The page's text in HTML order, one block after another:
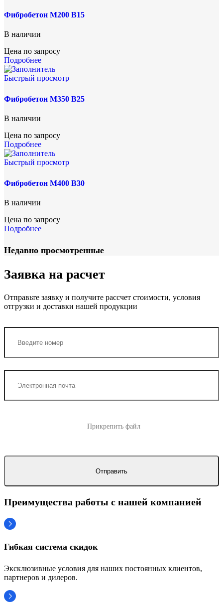
Фибробетон М200 B15
В наличии
Цена по запросу
Подробнее
Быстрый просмотр
Фибробетон М350 B25
В наличии
Цена по запросу
Подробнее
Быстрый просмотр
Фибробетон М400 B30
В наличии
Цена по запросу
Подробнее
Недавно просмотренные
Заявка на расчет
Отправьте заявку и получите рассчет стоимости, условия
отгрузки и доставки нашей продукции
Прикрепить файл
Преимущества работы с нашей компанией
Гибкая система скидок
Эксклюзивные условия для наших постоянных клиентов,
партнеров и дилеров.